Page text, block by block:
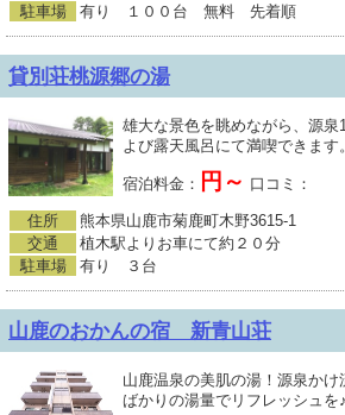
駐車場
有り １００台 無料 先着順
貸別荘桃源郷の湯
雄大な景色を眺めながら、源
よび露天風呂にて満喫できます。
宿泊料金： 円～ 口コミ：
住所
熊本県山鹿市菊鹿町木野3615-1
交通
植木駅よりお車にて約２０分
駐車場
有り ３台
山鹿のおかんの宿 新青山荘
山鹿温泉の美肌の湯！源泉か
ばかりの湯量でリフレッシュを♪